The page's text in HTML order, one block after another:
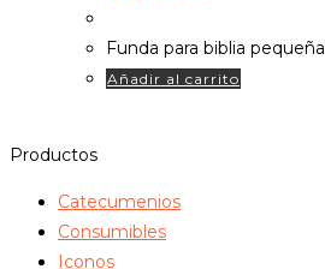
Funda para biblia pequeña
Añadir al carrito
Productos
Catecumenios
Consumibles
Iconos